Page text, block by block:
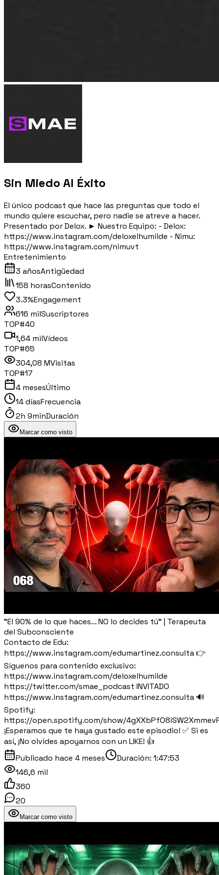
Sin Miedo Al Éxito
El único podcast que hace las preguntas que todo el
mundo quiere escuchar, pero nadie se atreve a hacer.
Presentado por Delox. ► Nuestro Equipo: - Delox:
https://www.instagram.com/deloxelhumilde - Nimu:
https://www.instagram.com/nimuvt
Entretenimiento
3 añosAntigüedad
158 horasContenido
3.3%Engagement
616 milSuscriptores
TOP#40
1,64 milVídeos
TOP#65
304,08 MVisitas
TOP#17
4 mesesÚltimo
14 díasFrecuencia
2h 9minDuración
Marcar como visto
"El 90% de lo que haces... NO lo decides tú" | Terapeuta
del Subconsciente
Contacto de Edu:
https://www.instagram.com/edumartinez.consulta 👉
Síguenos para contenido exclusivo:
https://www.instagram.com/deloxelhumilde
https://twitter.com/smae_podcast INVITADO
https://www.instagram.com/edumartinez.consulta 🔊
Spotify:
https://open.spotify.com/show/
¡Esperamos que te haya gustado este episodio! ✅ Si es
así, ¡No olvides apoyarnos con un LIKE! 👍
Publicado hace 4 meses Duración: 1:47:53
146,6 mil
360
20
Marcar como visto